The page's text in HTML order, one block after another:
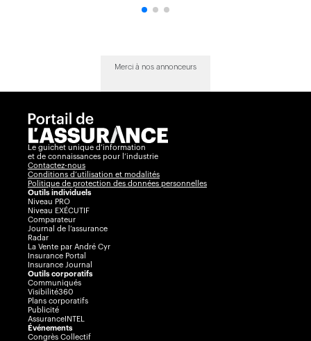
Merci à nos annonceurs
Le guichet unique d’information
et de connaissances pour l’industrie
Contactez-nous
Conditions d’utilisation et modalités
Politique de protection des données personnelles
Outils individuels
Niveau PRO
Niveau EXÉCUTIF
Comparateur
Journal de l’assurance
Radar
La Vente par André Cyr
Insurance Portal
Insurance Journal
Outils corporatifs
Communiqués
Visibilité360
Plans corporatifs
Publicité
AssuranceINTEL
Événements
Congrès Collectif